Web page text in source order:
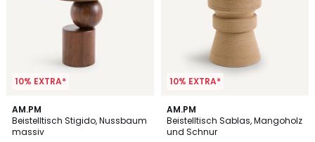
10% EXTRA*
AM.PM
Beistelltisch Stigido, Nussbaum
massiv
5
/
5
10% EXTRA*
AM.PM
Beistelltisch Sablas, Mangoholz
und Schnur
5
/
5